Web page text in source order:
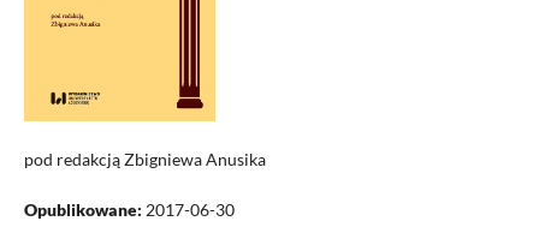
pod redakcją Zbigniewa Anusika
Opublikowane: 2017-06-30